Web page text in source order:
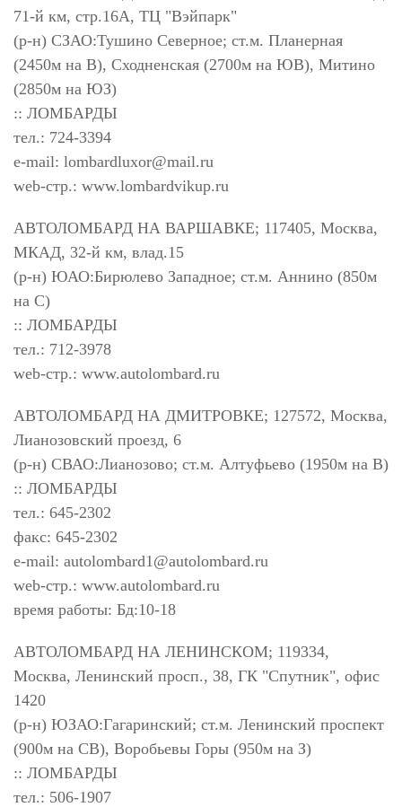
71-й км, стр.16А, ТЦ "Вэйпарк"
(р-н) СЗАО:Тушино Северное; ст.м. Планерная
(2450м на В), Сходненская (2700м на ЮВ), Митино
(2850м на ЮЗ)
:: ЛОМБАРДЫ
тел.: 724-3394
e-mail: lombardluxor@mail.ru
web-стр.: www.lombardvikup.ru
АВТОЛОМБАРД НА ВАРШАВКЕ; 117405, Москва,
МКАД, 32-й км, влад.15
(р-н) ЮАО:Бирюлево Западное; ст.м. Аннино (850м
на С)
:: ЛОМБАРДЫ
тел.: 712-3978
web-стр.: www.autolombard.ru
АВТОЛОМБАРД НА ДМИТРОВКЕ; 127572, Москва,
Лианозовский проезд, 6
(р-н) СВАО:Лианозово; ст.м. Алтуфьево (1950м на В)
:: ЛОМБАРДЫ
тел.: 645-2302
факс: 645-2302
e-mail: autolombard1@autolombard.ru
web-стр.: www.autolombard.ru
время работы: Бд:10-18
АВТОЛОМБАРД НА ЛЕНИНСКОМ; 119334,
Москва, Ленинский просп., 38, ГК "Спутник", офис
1420
(р-н) ЮЗАО:Гагаринский; ст.м. Ленинский проспект
(900м на СВ), Воробьевы Горы (950м на З)
:: ЛОМБАРДЫ
тел.: 506-1907